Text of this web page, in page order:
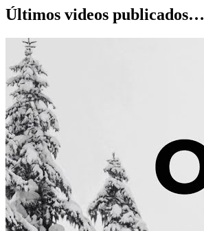
Últimos videos publicados…